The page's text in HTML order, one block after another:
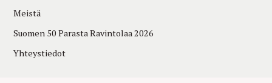
Meistä
Suomen 50 Parasta Ravintolaa 2026
Yhteystiedot